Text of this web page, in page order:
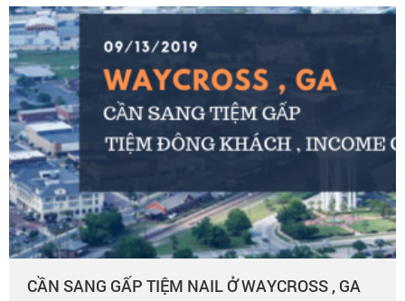
CẦN SANG GẤP TIỆM NAIL Ở WAYCROSS , GA